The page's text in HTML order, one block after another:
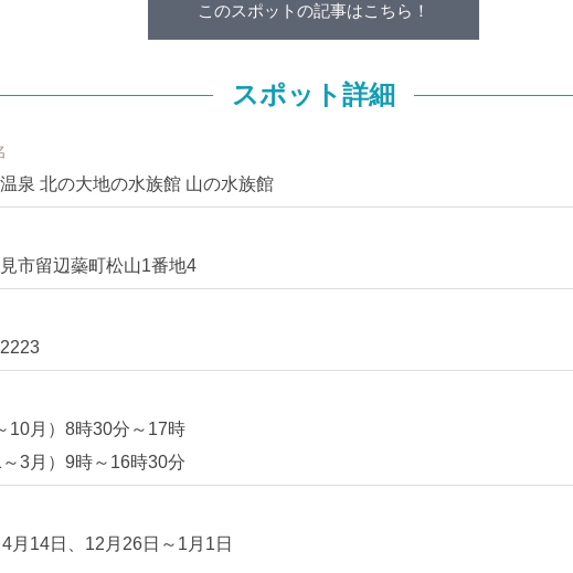
このスポットの記事はこちら！
スポット詳細
泉 北の大地の水族館 山の水族館
市留辺蘂町松山1番地4
10月）8時30分～17時
3月）9時～16時30分
月14日、12月26日～1月1日